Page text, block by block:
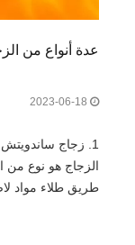
عدة أنواع من
1. زجاج
الزجاج هو نوع من
طريق طلاء مواد
إنه نفس مبدأ